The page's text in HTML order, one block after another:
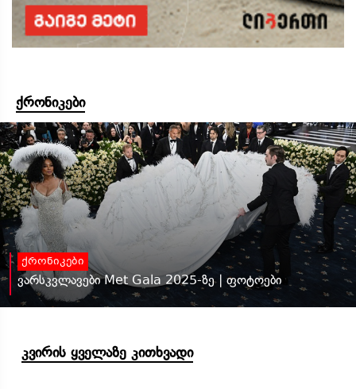
ქრონიკები
ქრონიკები
ვარსკვლავები Met Gala 2025-ზე | ფოტოები
კვირის ყველაზე კითხვადი